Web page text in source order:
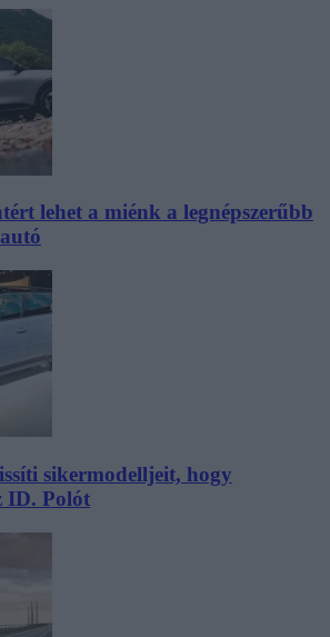
lehet a miénk a legnépszerűbb
sikermodelljeit, hogy
ID. Polót